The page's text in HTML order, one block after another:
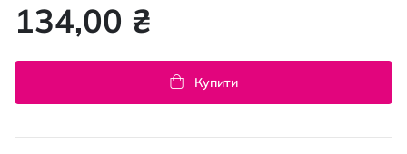
134,00 ₴
Купити